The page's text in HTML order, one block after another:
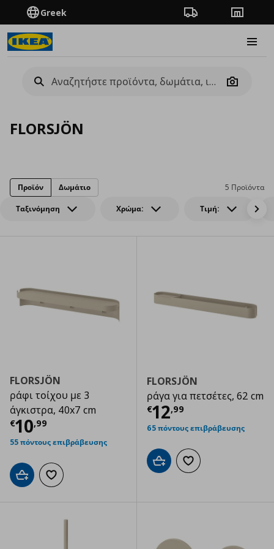
Greek Πορεία παραγγελίας
Camera
FLORSJÖN
Ταξινόμηση Χρώμα: Τιμή:
5 Προϊόντα
Προϊόν Δωμάτιο
FLORSJÖN
ράφι τοίχου με 3
άγκιστρα, 40x7 cm
€10,99
Τρέχουσα τιμή € 10,99
55 πόντους επιβράβευσης
Προσθήκη στο καλάθι
Προσθήκη στα αγαπημένα
FLORSJÖN
ράγα για πετσέτες, 62 cm
€12,99
Τρέχουσα
65 πόντους επιβράβευσης
Προσθήκη στο καλάθι
Προσθήκη στα